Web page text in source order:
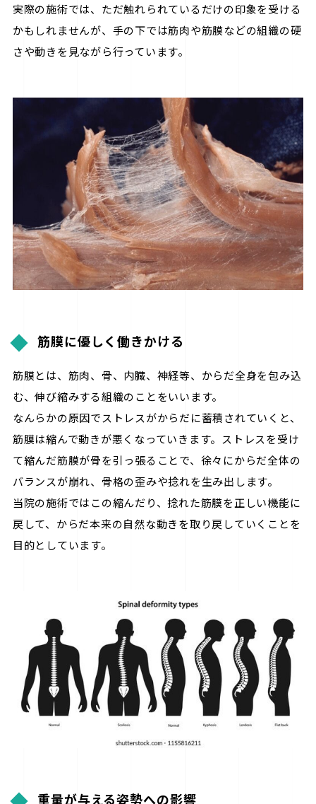
実際の施術では、ただ触れられているだけの印象を受ける
かもしれませんが、手の下では筋肉や筋膜などの組織の硬
さや動きを見ながら行っています。
筋膜に優しく働きかける
筋膜とは、筋肉、骨、内臓、神経等、からだ全身を包み込
む、伸び縮みする組織のことをいいます。
なんらかの原因でストレスがからだに蓄積されていくと、
筋膜は縮んで動きが悪くなっていきます。ストレスを受け
て縮んだ筋膜が骨を引っ張ることで、徐々にからだ全体の
バランスが崩れ、骨格の歪みや捻れを生み出します。
当院の施術ではこの縮んだり、捻れた筋膜を正しい機能に
戻して、からだ本来の自然な動きを取り戻していくことを
目的としています。
重量が与える姿勢への影響